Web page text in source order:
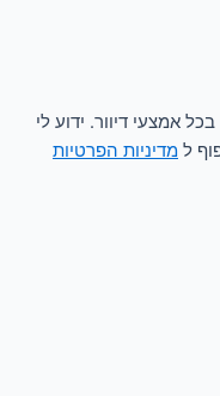
אמצעי דיוור. ידוע לי
ל מדיניות הפרטיות